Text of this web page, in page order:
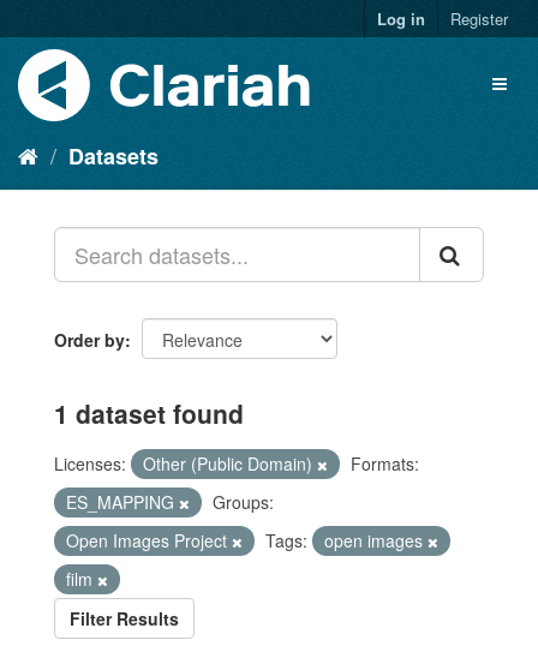
Log in Register
Datasets
Order by
1 dataset found
Licenses: Other (Public Domain)
Formats:
ES_MAPPING
Groups:
Open Images Project
Tags:
open images
film
Filter Results